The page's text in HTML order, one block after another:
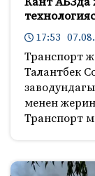
17:53
Транспорт
Талантбек
менен
Транспорт